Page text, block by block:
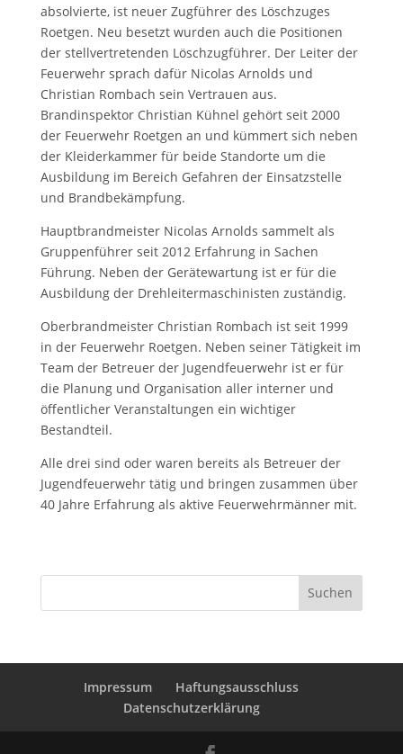
absolvierte, ist neuer Zugführer des Löschzuges
Roetgen. Neu besetzt wurden auch die Positionen
der stellvertretenden Löschzugführer. Der Leiter der
Feuerwehr sprach dafür Nicolas Arnolds und
Christian Rombach sein Vertrauen aus.
Brandinspektor Christian Kühnel gehört seit 2000
der Feuerwehr Roetgen an und kümmert sich neben
der Kleiderkammer für beide Standorte um die
Ausbildung im Bereich Gefahren der Einsatzstelle
und Brandbekämpfung.
Hauptbrandmeister Nicolas Arnolds sammelt als
Gruppenführer seit 2012 Erfahrung in Sachen
Führung. Neben der Gerätewartung ist er für die
Ausbildung der Drehleitermaschinisten zuständig.
Oberbrandmeister Christian Rombach ist seit 1999
in der Feuerwehr Roetgen. Neben seiner Tätigkeit im
Team der Betreuer der Jugendfeuerwehr ist er für
die Planung und Organisation aller interner und
öffentlicher Veranstaltungen ein wichtiger
Bestandteil.
Alle drei sind oder waren bereits als Betreuer der
Jugendfeuerwehr tätig und bringen zusammen über
40 Jahre Erfahrung als aktive Feuerwehrmänner mit.
Suchen
Impressum
Haftungsausschluss
Datenschutzerklärung